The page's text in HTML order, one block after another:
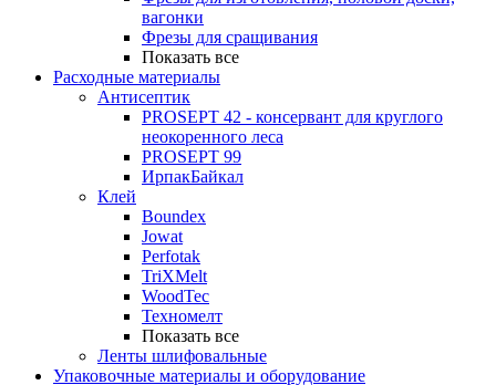
вагонки
Фрезы для сращивания
Показать все
Расходные материалы
Антисептик
PROSEPT 42 - консервант для круглого
неокоренного леса
PROSEPT 99
ИрпакБайкал
Клей
Boundex
Jowat
Perfotak
TriXMelt
WoodTec
Техномелт
Показать все
Ленты шлифовальные
Упаковочные материалы и оборудование